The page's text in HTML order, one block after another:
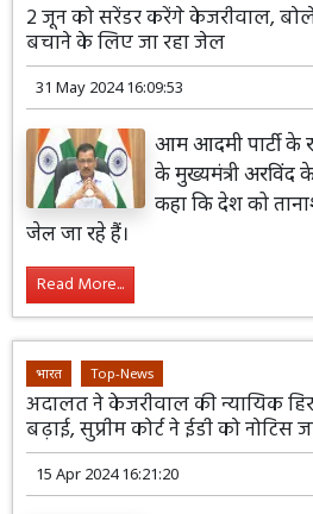
2 जून को सरेंडर करेंगे केजरीवाल,
बचाने के लिए जा रहा जेल
31 May 2024 16:09:53
आम आदमी पार्टी के
के मुख्यमंत्री अरविंद
कहा कि देश को
जेल जा रहे हैं।
Read More...
भारत Top-News
अदालत ने केजरीवाल की न्यायिक
बढ़ाई, सुप्रीम कोर्ट ने ईडी को नोटिस
15 Apr 2024 16:21:20